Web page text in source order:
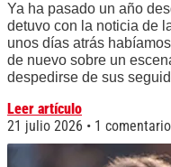
Ya ha pasado un año
detuvo con la noticia de
unos días atrás
de nuevo sobre un
despedirse de sus
Leer artículo
21 julio 2026
1 comentario